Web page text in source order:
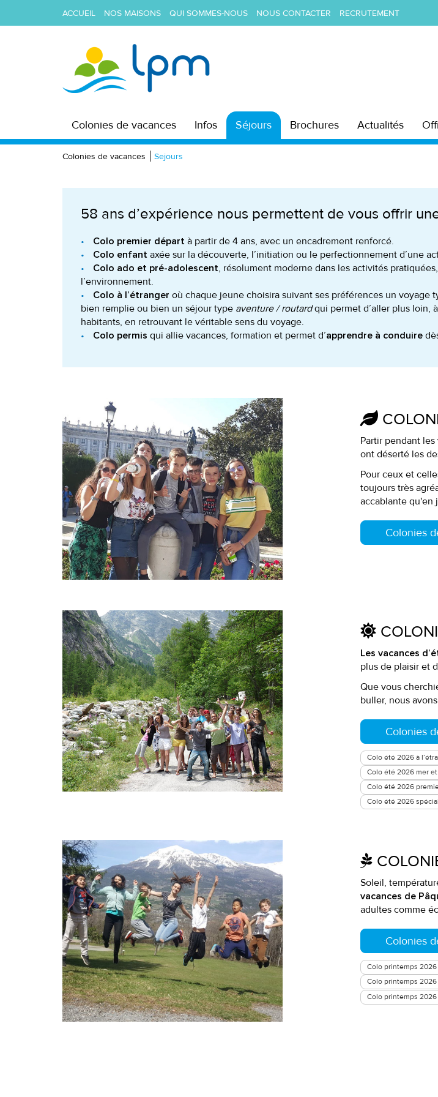
ACCUEIL NOS MAISONS QUI SOMMES-NOUS NOUS CONTACTER RECRUTEMENT
Colonies de vacances Infos Séjours Brochures Actualités
Colonies de vacances Sejours
58 ans d’expérience nous permettent de vous offrir
Colo premier départ à partir de 4 ans, avec un encadrement renforcé.
Colo enfant axée sur la découverte, l’initiation ou le perfectionnement d’une
Colo ado et pré-adolescent, résolument moderne dans les activités
l’environnement.
Colo à l’étranger où chaque jeune choisira suivant ses préférences un voyage
bien remplie ou bien un séjour type aventure / routardqui permet d’aller plus loin,
habitants, en retrouvant le véritable sens du voyage.
Colo permis qui allie vacances, formation et permet d’apprendre à conduire
Partir pendant les
ont déserté les
Pour ceux et
toujours très
accablante qu'en
Colonies
Les vacances
plus de plaisir et
Que vous
buller, nous
Colonies
Colo été 2026 à
Colo été 2026 mer
Colo été 2026
Colo été 2026
Soleil,
vacances de
adultes comme
Colonies
Colo printemps 2026
Colo printemps
Colo printemps